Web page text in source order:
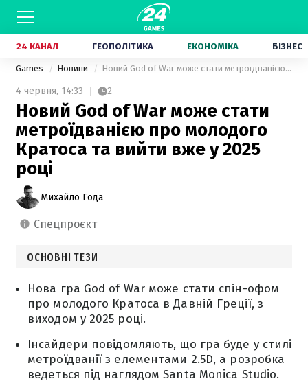
24 КАНАЛ ГЕОПОЛІТИКА ЕКОНОМІКА БІЗНЕС
Games Новини Новий God of War може стати метроїдванією про молодого Кратоса та вийти вже у 2025 році
4 червня, 14:33 2
Новий God of War може стати
метроїдванією про молодого
Кратоса та вийти вже у 2025
році
Михайло Года
спецпроєкт
ОСНОВНІ ТЕЗИ
Нова гра God of War може стати спін-офом
про молодого Кратоса в Давній Греції, з
виходом у 2025 році.
Інсайдери повідомляють, що гра буде у стилі
метроїдванії з елементами 2.5D, а розробка
ведеться під наглядом Santa Monica Studio.